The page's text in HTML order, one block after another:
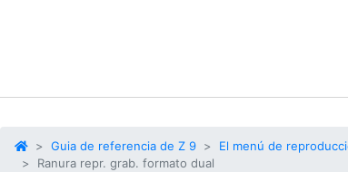
Guia de referencia de Z 9
El menú de
Ranura repr. grab. formato dual